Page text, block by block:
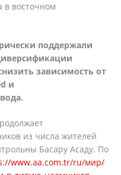
в восточном
поддержали
зависимость от
и
из числа жителей
Басару Асаду. По
www.aa.com.tr/ru/мир/